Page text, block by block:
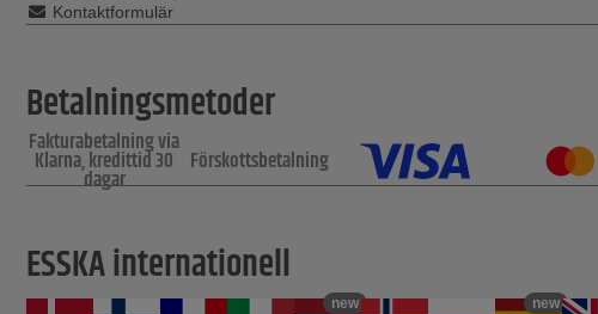
Kontaktformulär
Betalningsmetoder
Fakturabetalning via
Klarna, kredittid 30
dagar
Förskottsbetalning
ESSKA internationell
new new